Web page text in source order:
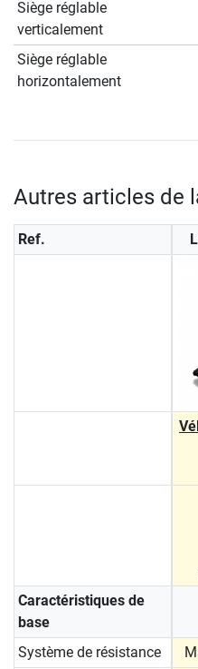
Siège réglable
verticalement
Siège réglable
horizontalement
Autres articles de
Ref.
Caractéristiques de
base
Système de résistance